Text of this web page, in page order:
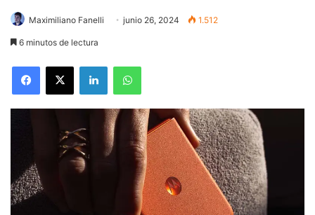
Maximiliano Fanelli junio 26, 2024 1.512
6 minutos de lectura
Facebook
X LinkedInWhatsApp